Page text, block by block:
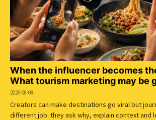
When the influencer becomes
What tourism marketing may be
2026-08-08
Creators can make destinations go viral but
different job: they ask why, explain context and